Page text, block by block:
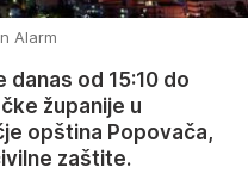
Alarm
danas od 15:10 do
županije u
opština Popovača,
zaštite.